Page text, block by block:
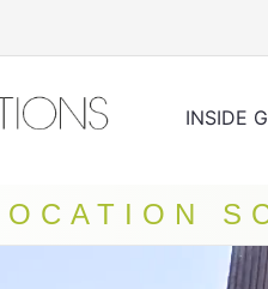
INSIDE